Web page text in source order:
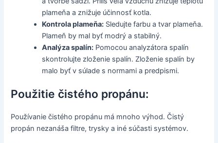
plameňa a znižuje účinnosť kotla.
Kontrola plameňa: Sledujte farbu a tvar plameňa.
Plameň by mal byť modrý a stabilný.
Analýza spalín: Pomocou analyzátora spalín
skontrolujte zloženie spalín. Zloženie spalín by
malo byť v súlade s normami a predpismi.
Použitie čistého propánu:
Používanie čistého propánu má mnoho výhod. Čistý
propán nezanáša filtre, trysky a iné súčasti systémov.